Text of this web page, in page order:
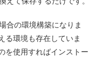
合の環境構築になりま
る環境も存在していま
を使用すればインストー